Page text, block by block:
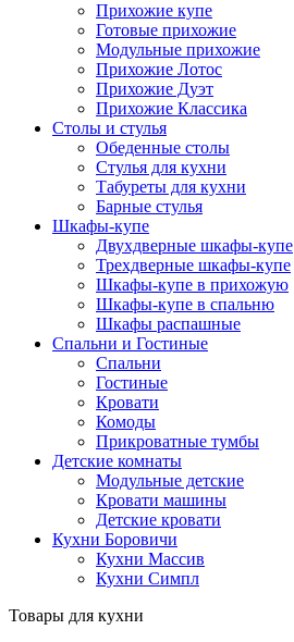
Прихожие купе
Готовые прихожие
Модульные прихожие
Прихожие Лотос
Прихожие Дуэт
Прихожие Классика
Столы и стулья
Обеденные столы
Стулья для кухни
Табуреты для кухни
Барные стулья
Шкафы-купе
Двухдверные шкафы-купе
Трехдверные шкафы-купе
Шкафы-купе в прихожую
Шкафы-купе в спальню
Шкафы распашные
Спальни и Гостиные
Спальни
Гостиные
Кровати
Комоды
Прикроватные тумбы
Детские комнаты
Модульные детские
Кровати машины
Детские кровати
Кухни Боровичи
Кухни Массив
Кухни Симпл
Товары для кухни